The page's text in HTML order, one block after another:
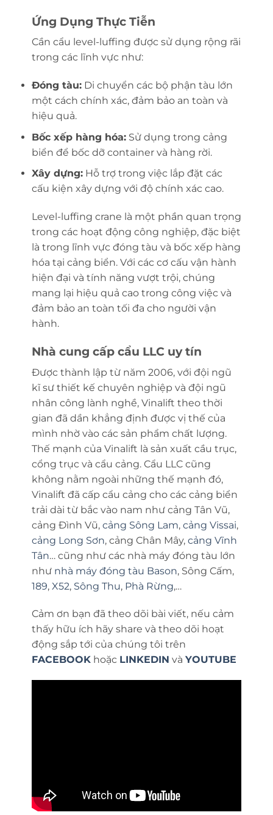
Ứng Dụng Thực Tiễn
Cần cẩu level-luffing được sử dụng rộng rãi
trong các lĩnh vực như:
Đóng tàu:Di chuyển các bộ phận tàu lớn
một cách chính xác, đảm bảo an toàn và
hiệu quả.
Bốc xếp hàng hóa:Sử dụng trong cảng
biển để bốc dỡ container và hàng rời.
Xây dựng:Hỗ trợ trong việc lắp đặt các
cấu kiện xây dựng với độ chính xác cao.
Level-luffing crane là một phần quan trọng
trong các hoạt động công nghiệp, đặc biệt
là trong lĩnh vực đóng tàu và bốc xếp hàng
hóa tại cảng biển. Với các cơ cấu vận hành
hiện đại và tính năng vượt trội, chúng
mang lại hiệu quả cao trong công việc và
đảm bảo an toàn tối đa cho người vận
hành.
Nhà cung cấp cẩu LLC uy tín
Được thành lập từ năm 2006, với đội ngũ
kĩ sư thiết kế chuyên nghiệp và đội ngũ
nhân công lành nghề, Vinalift theo thời
gian đã dần khẳng định được vị thế của
mình nhờ vào các sản phẩm chất lượng.
Thế mạnh của Vinalift là sản xuất cầu trục,
cổng trục và cẩu cảng. Cẩu LLC cũng
không nằm ngoài những thế mạnh đó,
Vinalift đã cấp cẩu cảng cho các cảng biển
trải dài từ bắc vào nam như cảng Tân Vũ,
cảng Đình Vũ, cảng Sông Lam, cảng Vissai,
cảng Long Sơn, cảng Chân Mây, cảng Vĩnh
Tân… cũng như các nhà máy đóng tàu lớn
như nhà máy đóng tàu Bason, Sông Cấm,
189, X52, Sông Thu, Phà Rừng,…
Cảm ơn bạn đã theo dõi bài viết, nếu cảm
thấy hữu ích hãy share và theo dõi hoạt
động sắp tới của chúng tôi trên
FACEBOOKhoặc LINKEDIN và YOUTUBE